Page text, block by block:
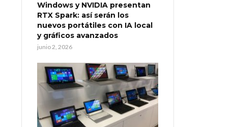
Windows y NVIDIA presentan
RTX Spark: así serán los
nuevos portátiles con IA local
y gráficos avanzados
junio 2, 2026